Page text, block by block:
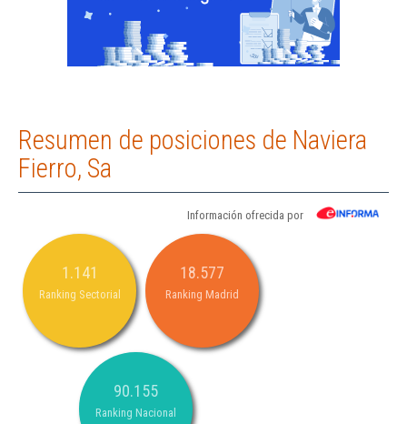
Resumen de posiciones de Naviera
Fierro, Sa
Información ofrecida por
1.141
Ranking Sectorial
18.577
Ranking Madrid
90.155
Ranking Nacional